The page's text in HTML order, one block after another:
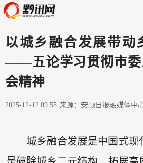
以城乡融合发展带动
——五论学习贯彻市委
会精神
2025-12-12 09:55 来源：安顺日报融媒体中
城乡融合发展是中国式现